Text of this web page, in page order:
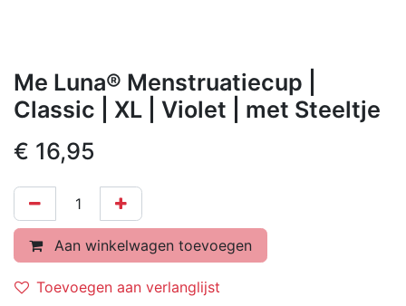
Me Luna® Menstruatiecup |
Classic | XL | Violet | met Steeltje
€ 16,95
Aan winkelwagen toevoegen
Toevoegen aan verlanglijst